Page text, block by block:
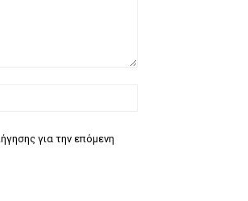
για την επόμενη